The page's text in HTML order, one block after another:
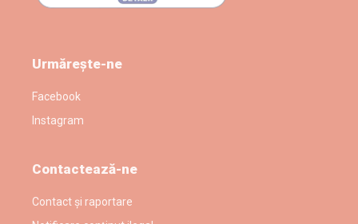
Urmărește-ne
Facebook
Instagram
Contactează-ne
Contact și raportare